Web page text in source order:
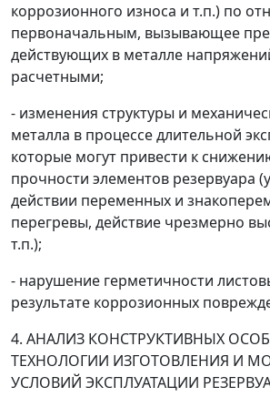
коррозионного износа и т.п.) по
первоначальным, вызывающее
действующих в металле
расчетными;
- изменения структуры и
металла в процессе длительной
которые могут привести к
прочности элементов резервуара
действии переменных и
перегревы, действие чрезмерно
т.п.);
- нарушение герметичности
результате коррозионных
4. АНАЛИЗ КОНСТРУКТИВНЫХ
ТЕХНОЛОГИИ ИЗГОТОВЛЕНИЯ И
УСЛОВИЙ ЭКСПЛУАТАЦИИ